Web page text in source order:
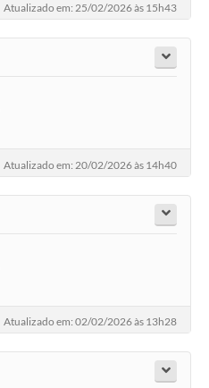
Atualizado em: 25/02/2026 às 15h43
Atualizado em: 20/02/2026 às 14h40
Atualizado em: 02/02/2026 às 13h28